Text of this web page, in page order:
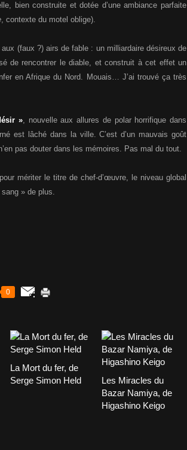
bien construite et dotée d’une ambiance parfaite
, contexte du motel oblige).
aux (faux ?) airs de fable : un milliardaire désireux de
de rencontrer le diable, et construit à cet effet un
en Afrique du Nord. Mouais… J’ai trouvé ça très
», nouvelle aux allures de polar horrifique dans
est lâché dans la ville. C’est d’un mauvais goût
pas douter dans les mémoires. Pas mal du tout.
mériter le titre de chef-d’œuvre, le niveau global
» de plus.
0
La Mort du fer, de
Serge Simon Held
Les Miracles du
Bazar Namiya, de
Higashino Keigo